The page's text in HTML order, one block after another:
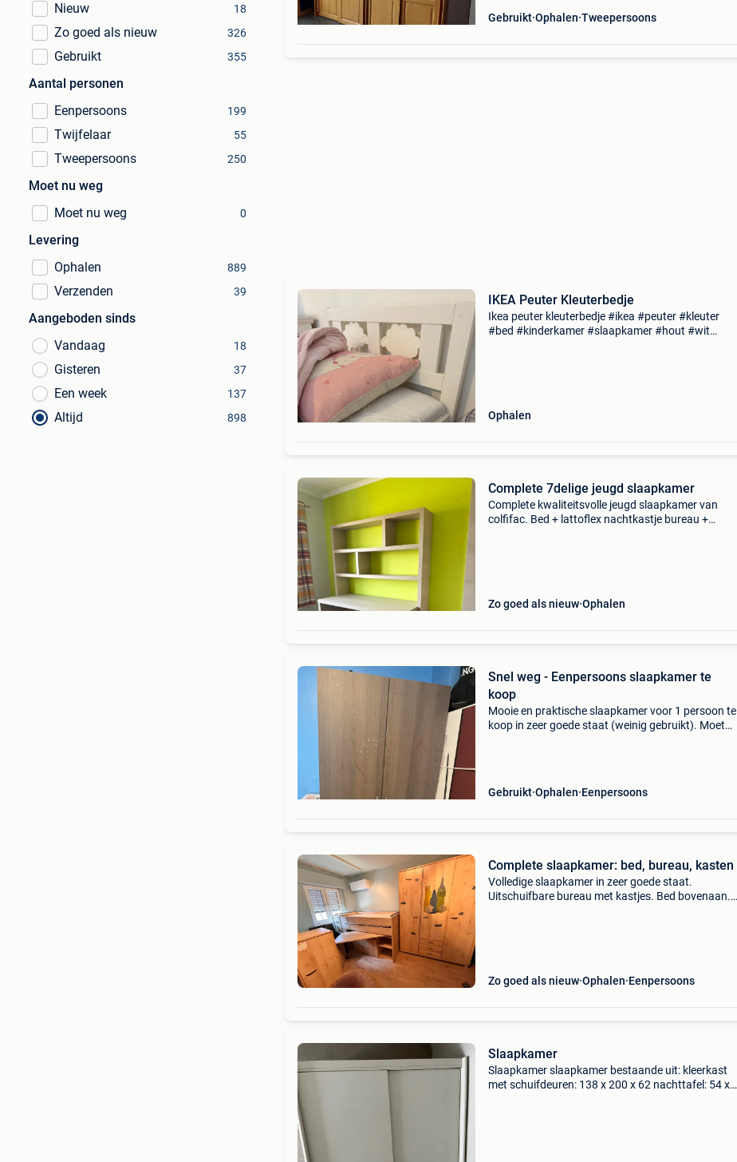
Nieuw
18
Zo goed als nieuw 326
Gebruikt 355
Aantal personen
Eenpersoons
199
Twijfelaar 55
Tweepersoons 250
Moet nu weg
Moet nu weg
0
Levering
Ophalen
889
Verzenden 39
Aangeboden sinds
Vandaag
18
Gisteren 37
Een week 137
Altijd 898
Gebruikt Ophalen Tweepersoons
IKEA Peuter Kleuterbedje
Ikea peuter kleuterbedje #ikea #peuter #kleuter
#bed #kinderkamer #slaapkamer #hout #wit
Ophalen
Complete 7delige jeugd slaapkamer
Complete kwaliteitsvolle jeugd slaapkamer van
colfifac. Bed + lattoflex nachtkastje bureau +
Zo goed als nieuw Ophalen
Snel weg - Eenpersoons slaapkamer te
koop
Mooie en praktische slaapkamer voor 1 persoon te
koop in zeer goede staat (weinig gebruikt). Moet
Gebruikt Ophalen Eenpersoons
Complete slaapkamer: bed, bureau, kasten
Volledige slaapkamer in zeer goede staat.
Uitschuifbare bureau met kastjes. Bed bovenaan.
Zo goed als nieuw Ophalen Eenpersoons
Slaapkamer
Slaapkamer slaapkamer bestaande uit: kleerkast
met schuifdeuren: 138 x 200 x 62 nachttafel: 54 x